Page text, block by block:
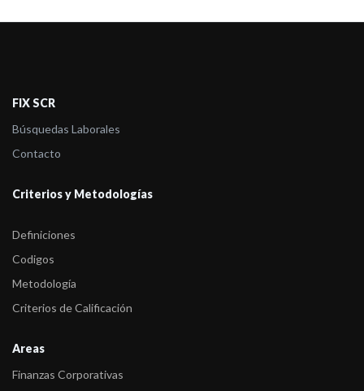
FIX SCR
Búsquedas Laborales
Contacto
Criterios y Metodologías
Definiciones
Codigos
Metodología
Criterios de Calificación
Areas
Finanzas Corporativas